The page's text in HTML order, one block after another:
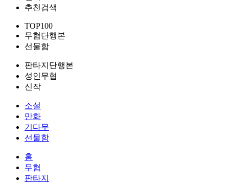
추천검색
TOP100
무협단행본
선물함
판타지단행본
성인무협
신작
소설
만화
기다무
선물함
홈
무협
판타지